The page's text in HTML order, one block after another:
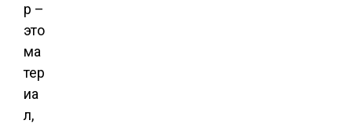
р –
это
ма
тер
иа
л,